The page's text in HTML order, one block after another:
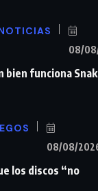
08/
bien funciona
08/08/
los discos “no